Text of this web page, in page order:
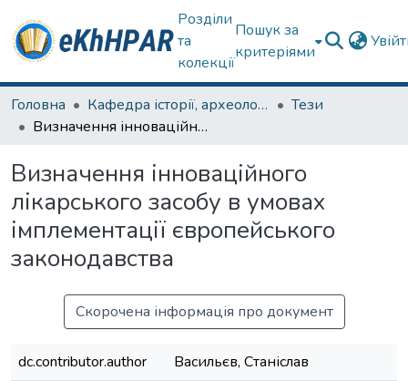
Розділи
та
колекції
Пошук за
критеріями
Головна Кафедра історії, археології та гуманітарних наук
Тези
Визначення інноваційного лікарського засобу в умовах імплементації європейського законодавства
Визначення інноваційного
лікарського засобу в умовах
імплементації європейського
законодавства
Скорочена інформація про документ
dc.contributor.author
Васильєв, Станіслав